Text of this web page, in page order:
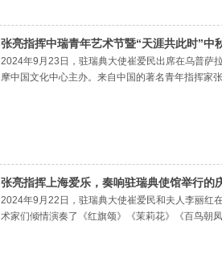
张亮指挥中瑞青年艺术节暨“天涯共此时”中
2024年9月23日，驻瑞典大使崔爱民出席在乌普萨
摩中国文化中心主办。来自中国的著名青年指挥家
张亮指挥上海爱乐，奏响驻瑞典使馆举行的
2024年9月22日，驻瑞典大使崔爱民和夫人李丽红
术家们倾情演奏了《红旗颂》《茉莉花》《百鸟朝